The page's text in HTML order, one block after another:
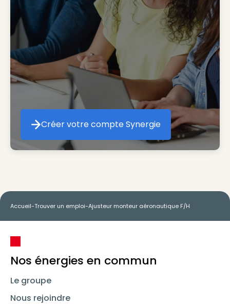
Créer votre compte Synergie
Créer votre compte Synergie
Accueil-Trouver un emploi-Ajusteur monteur aéronautique F/H
Nos énergies en commun
Le groupe
Nous rejoindre